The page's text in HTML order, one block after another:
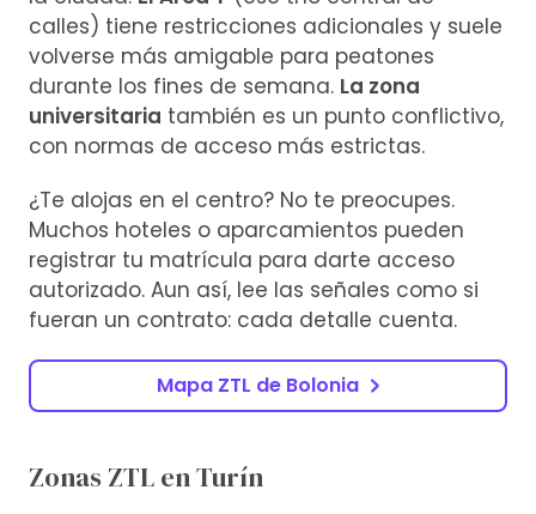
calles) tiene restricciones adicionales y suele
volverse más amigable para peatones
durante los fines de semana. La zona
universitaria también es un punto conflictivo,
con normas de acceso más estrictas.
¿Te alojas en el centro? No te preocupes.
Muchos hoteles o aparcamientos pueden
registrar tu matrícula para darte acceso
autorizado. Aun así, lee las señales como si
fueran un contrato: cada detalle cuenta.
Mapa ZTL de Bolonia
Zonas ZTL en Turín